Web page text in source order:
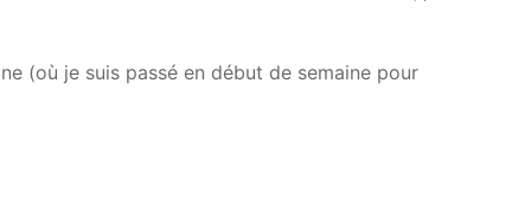
(où je suis passé en début de semaine pour